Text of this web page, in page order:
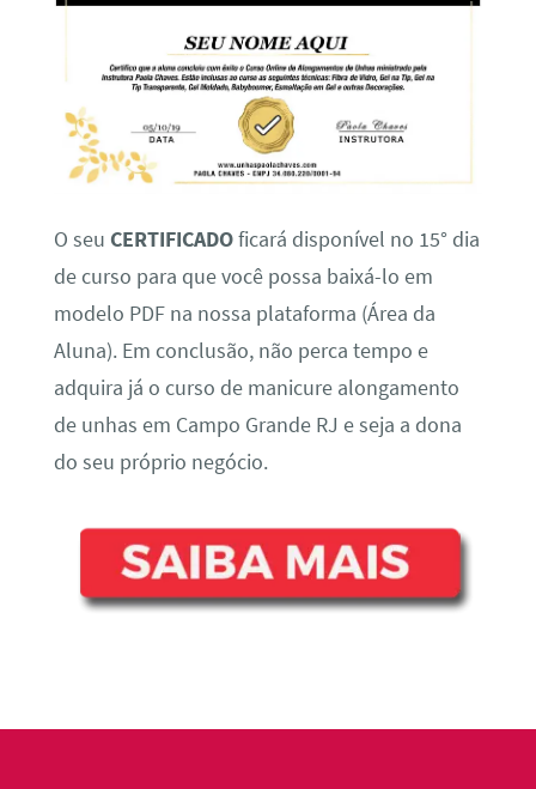
O seu CERTIFICADOficará disponível no 15° dia
de curso para que você possa baixá-lo em
modelo PDF na nossa plataforma (Área da
Aluna). Em conclusão, não perca tempo e
adquira já o curso de manicure alongamento
de unhas em Campo Grande RJ e seja a dona
do seu próprio negócio.